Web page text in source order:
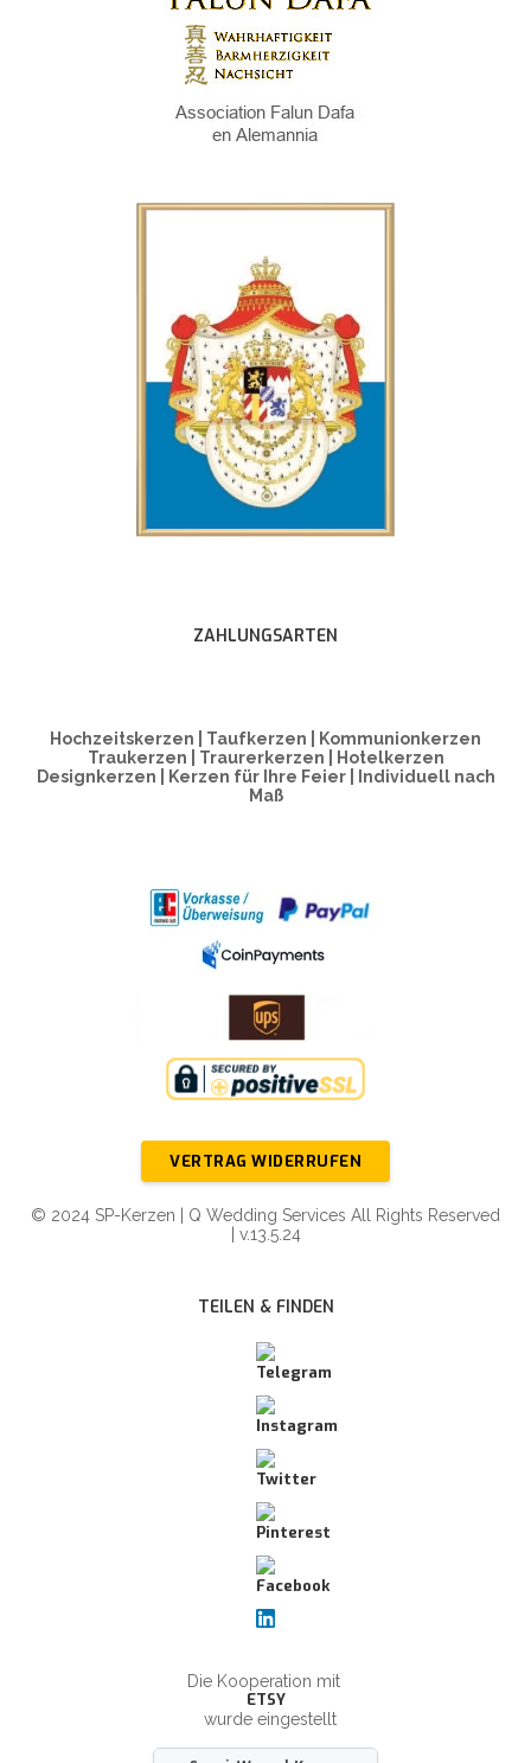
ZAHLUNGSARTEN
Hochzeitskerzen | Taufkerzen | Kommunionkerzen
Traukerzen | Traurerkerzen | Hotelkerzen
Designkerzen | Kerzen für Ihre Feier | Individuell nach
Maß
VERTRAG WIDERRUFEN
© 2024 SP-Kerzen | Q Wedding Services All Rights Reserved
| v.13.5.24
TEILEN & FINDEN
Die Kooperation mit
ETSY
wurde eingestellt